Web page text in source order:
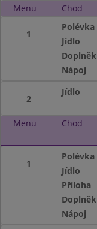
Menu Chod
1
Polévka
Jídlo
Doplněk
Nápoj
2
Jídlo
Menu Chod
1
Polévka
Jídlo
Příloha
Doplněk
Nápoj